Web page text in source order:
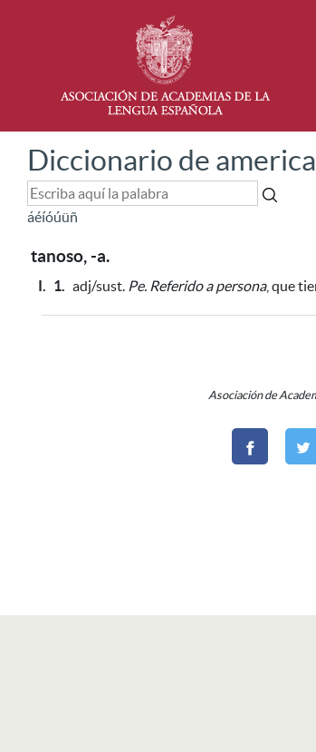
Diccionario de
áéíóúüñ
tanoso, -a.
I. 1. adj/sust. Pe. Referido a persona, que
Asociación de